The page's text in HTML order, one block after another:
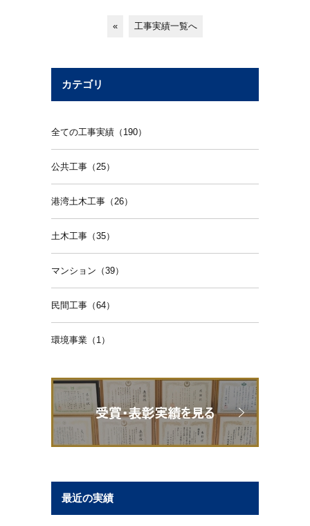
« 工事実績一覧へ
カテゴリ
全ての工事実績（190）
公共工事（25）
港湾土木工事（26）
土木工事（35）
マンション（39）
民間工事（64）
環境事業（1）
最近の実績